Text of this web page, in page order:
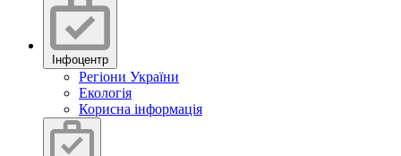
Інфоцентр
Регіони України
Екологія
Корисна інформація